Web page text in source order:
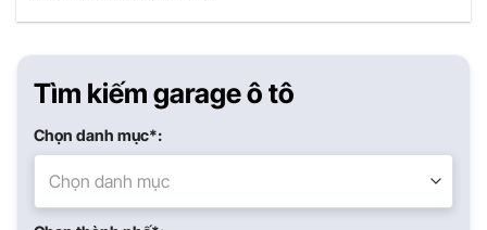
Tìm kiếm garage ô tô
Chọn danh mục*:
Chọn danh mục